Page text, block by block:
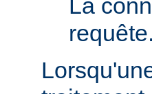
La
requête.